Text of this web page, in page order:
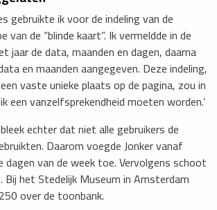
gebruikte ik voor de indeling van de
van de “blinde kaart”. Ik vermeldde in de
jaar de data, maanden en dagen, daarna
en maanden aangegeven. Deze indeling,
vaste unieke plaats op de pagina, zou in
een vanzelfsprekendheid moeten worden.’
echter dat niet alle gebruikers de
Daarom voegde Jonker vanaf
dagen van de week toe. Vervolgens schoot
Bij het Stedelijk Museum in Amsterdam
over de toonbank.